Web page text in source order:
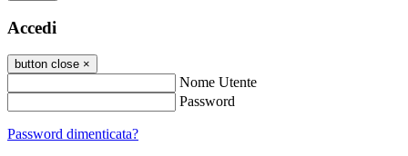
Accedi
button close ×
Nome Utente
Password
Password dimenticata?